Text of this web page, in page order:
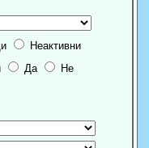
Неактивни
Да Не